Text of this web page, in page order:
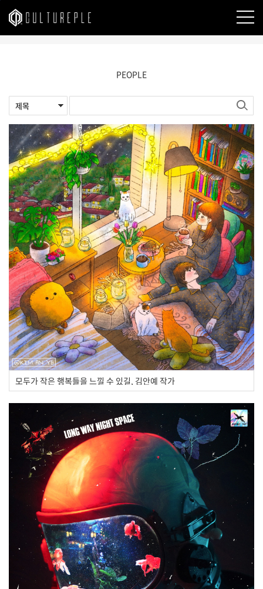
본문바로가기
PEOPLE
모두가 작은 행복들을 느낄 수 있길, 김안예 작가